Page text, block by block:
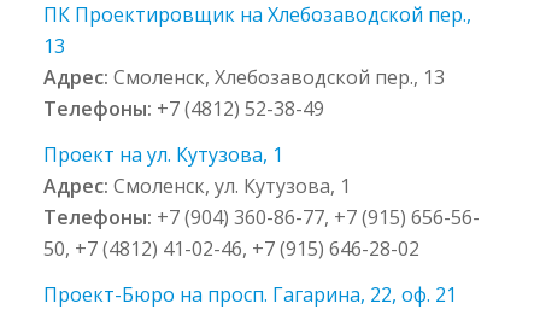
ПК Проектировщик на Хлебозаводской пер.,
13
Адрес:Смоленск, Хлебозаводской пер., 13
Телефоны: +7 (4812) 52-38-49
Проект на ул. Кутузова, 1
Адрес:Смоленск, ул. Кутузова, 1
Телефоны: +7 (904) 360-86-77, +7 (915) 656-56-
50, +7 (4812) 41-02-46, +7 (915) 646-28-02
Проект-Бюро на просп. Гагарина, 22, оф. 21